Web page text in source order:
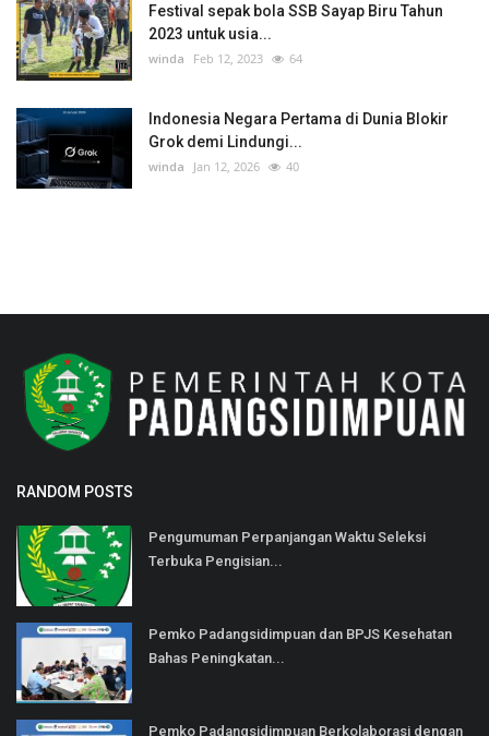
Festival sepak bola SSB Sayap Biru Tahun
2023 untuk usia...
winda Feb 12, 2023 64
Indonesia Negara Pertama di Dunia Blokir
Grok demi Lindungi...
winda Jan 12, 2026 40
RANDOM POSTS
Pengumuman Perpanjangan Waktu Seleksi
Terbuka Pengisian...
Pemko Padangsidimpuan dan BPJS Kesehatan
Bahas Peningkatan...
Pemko Padangsidimpuan Berkolaborasi dengan